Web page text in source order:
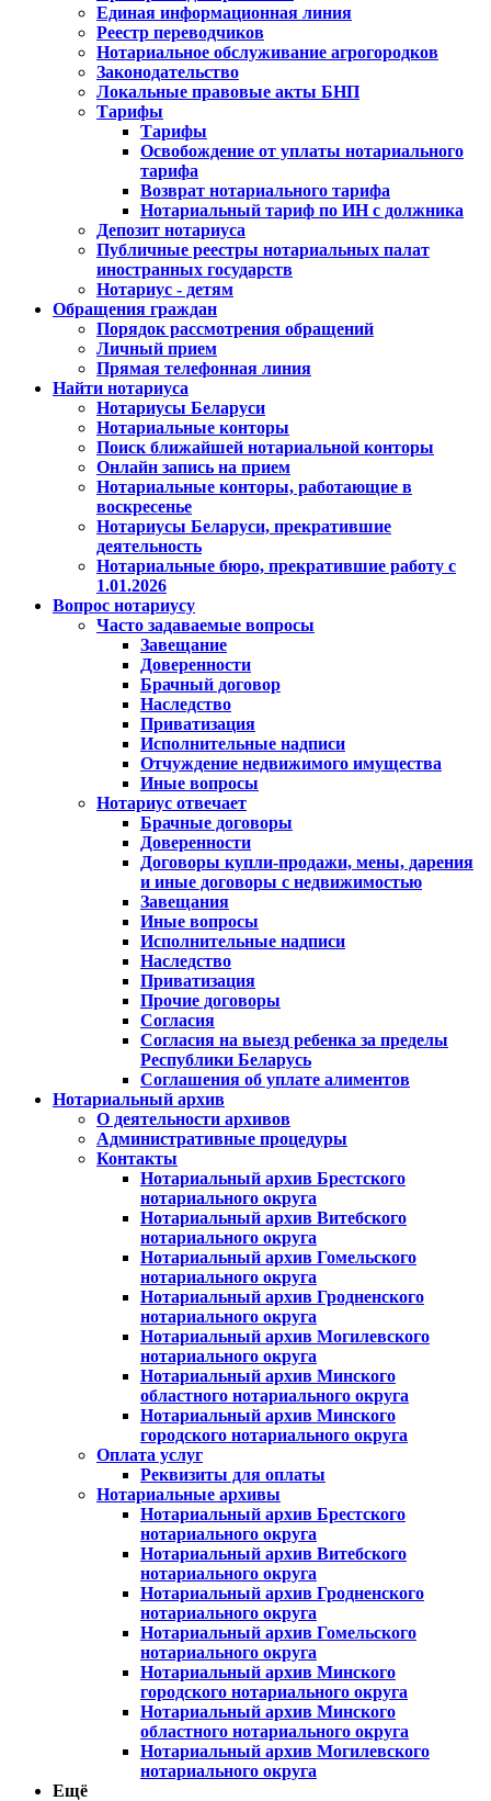
Единая информационная линия
Реестр переводчиков
Нотариальное обслуживание агрогородков
Законодательство
Локальные правовые акты БНП
Тарифы
Тарифы
Освобождение от уплаты нотариального
тарифа
Возврат нотариального тарифа
Нотариальный тариф по ИН с должника
Депозит нотариуса
Публичные реестры нотариальных палат
иностранных государств
Нотариус - детям
Обращения граждан
Порядок рассмотрения обращений
Личный прием
Прямая телефонная линия
Найти нотариуса
Нотариусы Беларуси
Нотариальные конторы
Поиск ближайшей нотариальной конторы
Онлайн запись на прием
Нотариальные конторы, работающие в
воскресенье
Нотариусы Беларуси, прекратившие
деятельность
Нотариальные бюро, прекратившие работу с
1.01.2026
Вопрос нотариусу
Часто задаваемые вопросы
Завещание
Доверенности
Брачный договор
Наследство
Приватизация
Исполнительные надписи
Отчуждение недвижимого имущества
Иные вопросы
Нотариус отвечает
Брачные договоры
Доверенности
Договоры купли-продажи, мены, дарения
и иные договоры с недвижимостью
Завещания
Иные вопросы
Исполнительные надписи
Наследство
Приватизация
Прочие договоры
Согласия
Согласия на выезд ребенка за пределы
Республики Беларусь
Соглашения об уплате алиментов
Нотариальный архив
О деятельности архивов
Административные процедуры
Контакты
Нотариальный архив Брестского
нотариального округа
Нотариальный архив Витебского
нотариального округа
Нотариальный архив Гомельского
нотариального округа
Нотариальный архив Гродненского
нотариального округа
Нотариальный архив Могилевского
нотариального округа
Нотариальный архив Минского
областного нотариального округа
Нотариальный архив Минского
городского нотариального округа
Оплата услуг
Реквизиты для оплаты
Нотариальные архивы
Нотариальный архив Брестского
нотариального округа
Нотариальный архив Витебского
нотариального округа
Нотариальный архив Гродненского
нотариального округа
Нотариальный архив Гомельского
нотариального округа
Нотариальный архив Минского
городского нотариального округа
Нотариальный архив Минского
областного нотариального округа
Нотариальный архив Могилевского
нотариального округа
Ещё